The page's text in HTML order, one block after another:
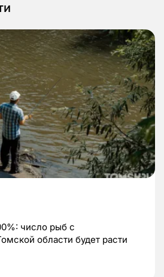
число рыб с
области будет расти